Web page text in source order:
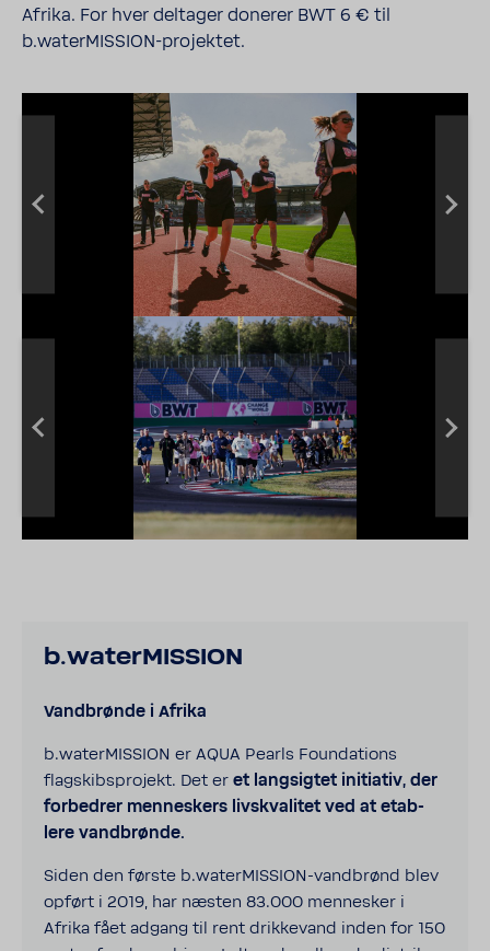
Afrika. For hver deltager donerer BWT 6 € til
b.waterMISSION-​projektet.
b.water­MIS­SION
Vand­brønde i Afrika
b.water­MIS­SION er AQUA Pearls Foun­da­tions
flagskibspro­jekt. Det er et lang­sigtet initi­ativ, der
forbedrer menne­skers livskva­litet ved at etab­
lere vand­brønde.
Siden den første b.waterMISSION-​vandbrønd blev
opført i 2019, har næsten 83.000 menne­sker i
Afrika fået adgang til rent drik­ke­vand inden for 150